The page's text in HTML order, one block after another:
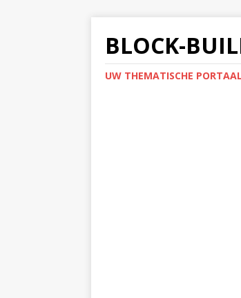
BLOCK-
UW THEMATISCHE